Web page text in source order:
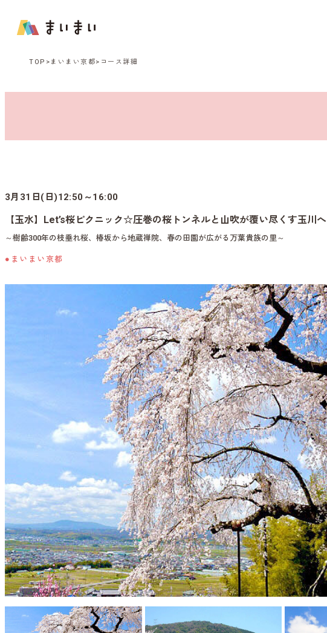
TOP まいまい京都 コース詳細
3月31日(日)12:50～16:00
【玉水】Let’s桜ピクニック☆圧巻の桜トンネルと山吹が覆い尽くす玉川へ
～樹齢300年の枝垂れ桜、椿坂から地蔵禅院、春の田園が広がる万葉貴族の里～
●まいまい京都